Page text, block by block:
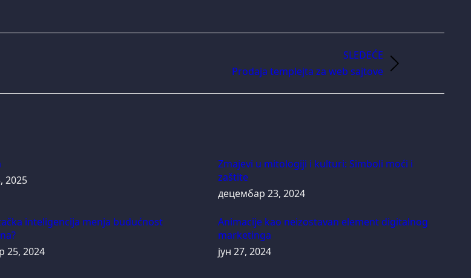
SLEDEĆE
Prodaja templejta za web sajtove
2025
Zmajevi u mitologiji i kulturi: Simboli moći i
zaštite
децембар 23, 2024
inteligencija menja budućnost
25, 2024
Animacije kao neizostavan element digitalnog
marketinga
јун 27, 2024